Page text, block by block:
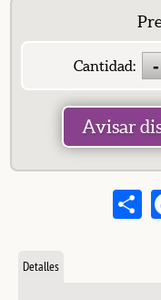
Cantidad:
Avisar
Detalles